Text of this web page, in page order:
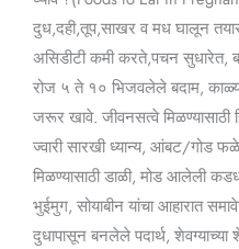
दुध,दही,तूप,साखर व मध घालून
असिडीटी कमी करते,पचन सुधारेत,
रोज ५ ते १० भिजवलेले बदाम,
जरूर खावे. जीवनसत्वे मिळण्यासाठी
ज्वारी सारखी ध्यान्य, आंबट/गोड
मिळण्यासाठी डाळी, मोड आलेली
भुईमुग, सोयाबीन यांचा आहारात
दुधापासून बनलेले पदार्थ, शेवग्याच्या